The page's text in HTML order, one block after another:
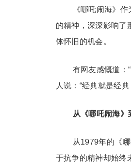
《哪吒闹海》
的精神，深深影响了
体怀旧的机会。
有网友感慨道：
人说：“经典就是经
从《哪吒闹海
从1979年的《
于抗争的精神却始终